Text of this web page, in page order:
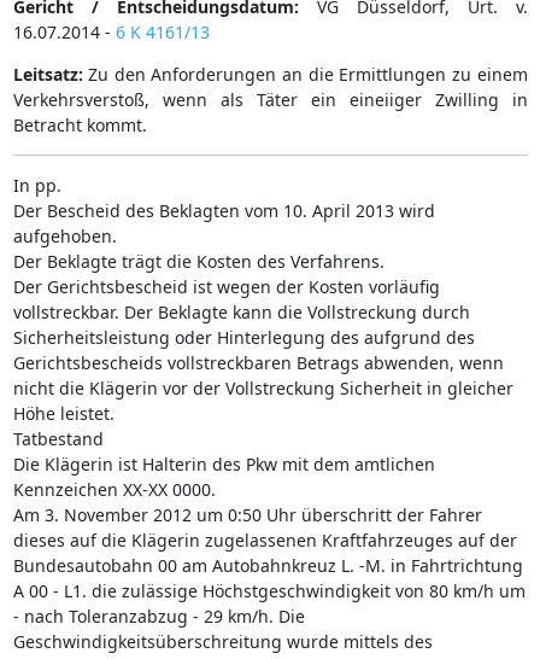
Gericht / Entscheidungsdatum: VG Düsseldorf, Urt. v.
16.07.2014 - 6 K 4161/13
Leitsatz: Zu den Anforderungen an die Ermittlungen zu einem
Verkehrsverstoß, wenn als Täter ein eineiiger Zwilling in
Betracht kommt.
In pp.
Der Bescheid des Beklagten vom 10. April 2013 wird
aufgehoben.
Der Beklagte trägt die Kosten des Verfahrens.
Der Gerichtsbescheid ist wegen der Kosten vorläufig
vollstreckbar. Der Beklagte kann die Vollstreckung durch
Sicherheitsleistung oder Hinterlegung des aufgrund des
Gerichtsbescheids vollstreckbaren Betrags abwenden, wenn
nicht die Klägerin vor der Vollstreckung Sicherheit in gleicher
Höhe leistet.
Tatbestand
Die Klägerin ist Halterin des Pkw mit dem amtlichen
Kennzeichen XX-XX 0000.
Am 3. November 2012 um 0:50 Uhr überschritt der Fahrer
dieses auf die Klägerin zugelassenen Kraftfahrzeuges auf der
Bundesautobahn 00 am Autobahnkreuz L. -M. in Fahrtrichtung
A 00 - L1. die zulässige Höchstgeschwindigkeit von 80 km/h um
- nach Toleranzabzug - 29 km/h. Die
Geschwindigkeitsüberschreitung wurde mittels des